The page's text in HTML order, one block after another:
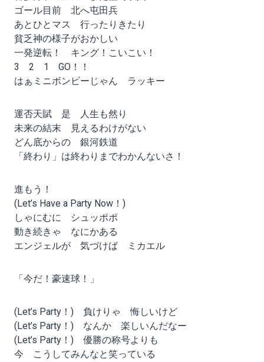
ゴール目前 北へ屯田兵
あとひとマス 行ったりきたり
貧乏神の様子がおかしい
一発逆転！ キング！こいこい！
3 2 1 GO！！
はぁミニボンビーじゃん ラッキー
運否天賦 是 人生も然り
未来の結末 見えるわけがない
どん底からの 銀河鉄道
「終わり」は終わりまでわかんないさ！
進もう！
(Let’s Have a Party Now！)
しゃにむに シュッポポ
動き続きゃ なにかある
エンジェルが 気づけば ミカエル
「今だ！豪速球！」
(Let’s Party！) 負けりゃ 悔しいけど
(Let’s Party！) なんか 楽しいんだなー
(Let’s Party！) 優勝の称号よりも
今 こうしてみんなと笑っている